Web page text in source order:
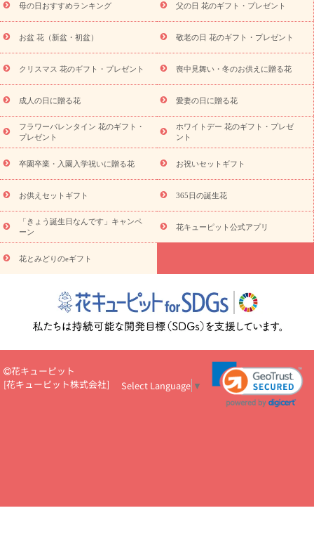
供え・お悔やみ商品一覧
お供え・お悔やみの花
四十九日法要以
降に贈る花
通夜・葬儀に贈る花
お供え お花とセットギフト
お供え プリザーブドフラワー
ペットのお供えフラワー
お盆（新
盆・初盆）
その他 お祝い返し お見舞い
お取り寄せギフト
ビジネス用
ご自宅用 観葉植物 ミディ胡蝶蘭
プリザーブ
ドフラワー
スタイルから探す アレンジメント 花束
スタ
ンド花
お祝い お供え・お悔やみ 胡蝶蘭 胡蝶蘭・花鉢
ディ胡蝶蘭・お祝い
ミディ胡蝶蘭・お供え
世界初の青色胡蝶蘭
観葉植物
観葉植物 産直多肉植物
プリザーブドフラワー
お祝い
お供え・お悔やみ 花とセットギフト
セミオーダー
プチギフト（hanamore -ハナモア-）
花とみどりのeギフト
キューピットのeGfit
カラー ピンク イエローオレンジ
レッ
ド
お花の種類 トルコキキョウ
お祝い お祝い・3000円～ お祝い・4000円～
お祝い・
5000円～
お祝い・7000円～ お祝い・ 10000円～
お供え・お
悔やみ
円～
お供え・お悔やみ・
読み物
いのマナー
定年退職祝いのマナー
お祝いを贈るときのマナー・
花キューピットのお祝いコラム一覧
誕生日のお花を「色
彩心理学」で選ぶ方法
結婚祝いの予算相場
出産祝いお役立ち情
ール
新築引っ越し祝いコラム お祝い花のマナー総まとめ
職
場上司や先輩へ贈るお祝い花の正解は？
開店祝いの花 選び方ガイ
あり)
花キューピット×専門家
CO2排出量削減 / SDGsを考える
母の日おすすめランキング 父の日 花のギフト・プレゼント
お盆 花（新盆・初盆） 敬老の日 花のギフト・プレゼント
クリスマス 花のギフト・プレゼント 喪中見舞い・冬のお供えに贈る花
成人の日に贈る花 愛妻の日に贈る花
フラワーバレンタイン 花のギフト・
プレゼント
ホワイトデー 花のギフト・プレゼ
ント
卒園卒業・入園入学祝いに贈る花 お祝いセットギフト
お供えセットギフト 365日の誕生花
「きょう誕生日なんです」キャンペ
ーン
花キューピット公式アプリ
花とみどりのeギフト
花キューピット
[花キューピット株式会社] Select Language ▼